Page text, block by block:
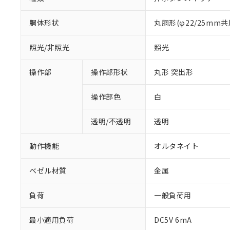
胴体形状 丸胴形(φ22/25mm共
照光/非照光 照光
操作部 操作部形状 丸形 突出形
操作部色 白
透明/不透明 透明
動作機能 オルタネイト
ベゼル材質 金属
負荷 一般負荷用
最小適用負荷 DC5V 6mA
※1 対応状況